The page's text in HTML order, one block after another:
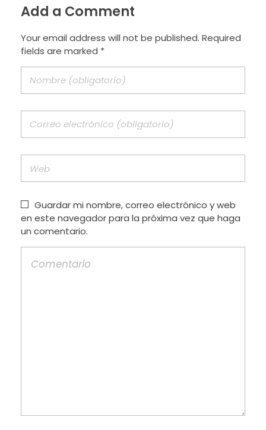
Add a Comment
Your email address will not be published. Required
fields are marked *
Guardar mi nombre, correo electrónico y web
en este navegador para la próxima vez que haga
un comentario.